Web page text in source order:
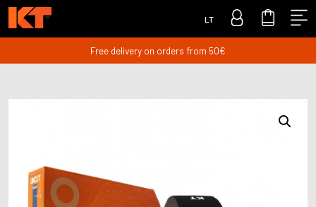
LT
Free delivery on orders from 50€